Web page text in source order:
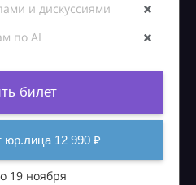
и дискуссиями
по AI
билет
12 990 ₽
19 ноября